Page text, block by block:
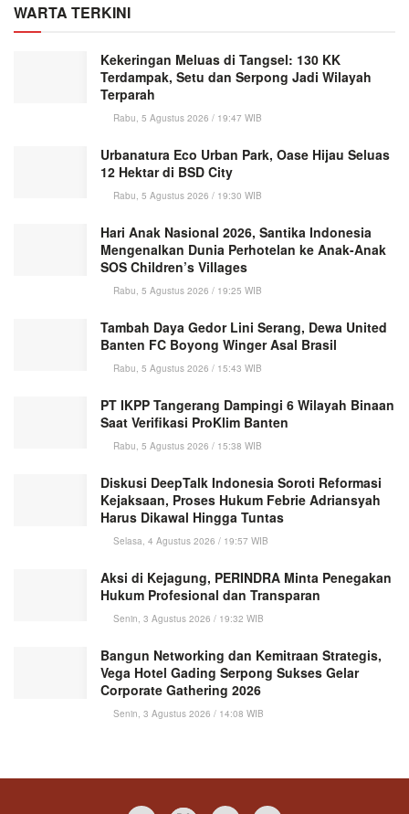
WARTA TERKINI
Kekeringan Meluas di Tangsel: 130 KK
Terdampak, Setu dan Serpong Jadi Wilayah
Terparah
Rabu, 5 Agustus 2026 / 19:47 WIB
Urbanatura Eco Urban Park, Oase Hijau Seluas
12 Hektar di BSD City
Rabu, 5 Agustus 2026 / 19:30 WIB
Hari Anak Nasional 2026, Santika Indonesia
Mengenalkan Dunia Perhotelan ke Anak-Anak
SOS Children’s Villages
Rabu, 5 Agustus 2026 / 19:25 WIB
Tambah Daya Gedor Lini Serang, Dewa United
Banten FC Boyong Winger Asal Brasil
Rabu, 5 Agustus 2026 / 15:43 WIB
PT IKPP Tangerang Dampingi 6 Wilayah Binaan
Saat Verifikasi ProKlim Banten
Rabu, 5 Agustus 2026 / 15:38 WIB
Diskusi DeepTalk Indonesia Soroti Reformasi
Kejaksaan, Proses Hukum Febrie Adriansyah
Harus Dikawal Hingga Tuntas
Selasa, 4 Agustus 2026 / 19:57 WIB
Aksi di Kejagung, PERINDRA Minta Penegakan
Hukum Profesional dan Transparan
Senin, 3 Agustus 2026 / 19:32 WIB
Bangun Networking dan Kemitraan Strategis,
Vega Hotel Gading Serpong Sukses Gelar
Corporate Gathering 2026
Senin, 3 Agustus 2026 / 14:08 WIB